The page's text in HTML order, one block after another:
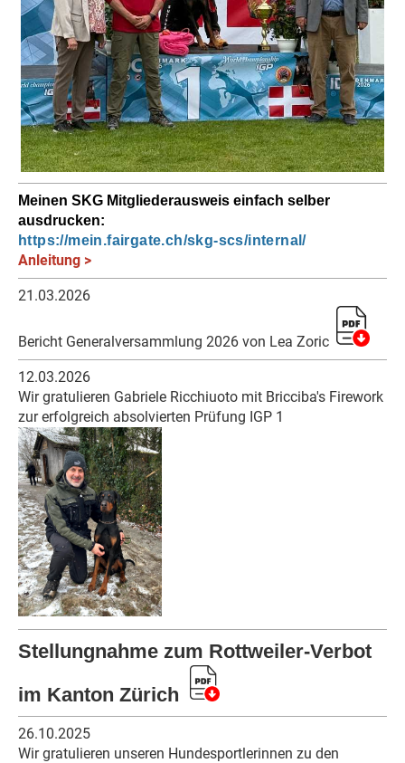
Meinen SKG Mitgliederausweis einfach selber
ausdrucken:
https://mein.fairgate.ch/skg-scs/internal/
Anleitung >
21.03.2026
Bericht Generalversammlung 2026 von Lea Zoric
12.03.2026
Wir gratulieren Gabriele Ricchiuoto mit Bricciba's Firework
zur erfolgreich absolvierten Prüfung IGP 1
Stellungnahme zum Rottweiler-Verbot
im Kanton Zürich
26.10.2025
Wir gratulieren unseren Hundesportlerinnen zu den